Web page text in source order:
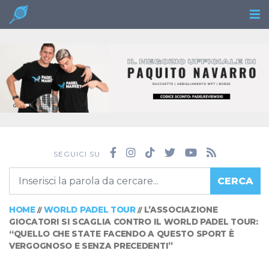
SEGUICI SU
CERCA
HOME// WORLD PADEL TOUR// L’ASSOCIAZIONE
GIOCATORI SI SCAGLIA CONTRO IL WORLD PADEL TOUR:
“QUELLO CHE STATE FACENDO A QUESTO SPORT È
VERGOGNOSO E SENZA PRECEDENTI”